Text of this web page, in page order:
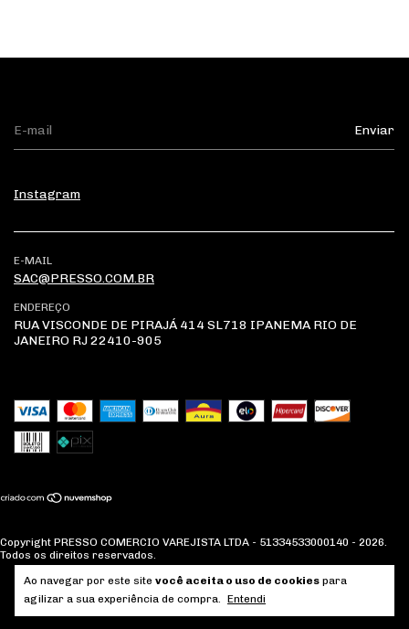
Ao navegar por este site você aceita o uso de cookies para
agilizar a sua experiência de compra. Entendi
Instagram
E-MAIL
SAC@PRESSO.COM.BR
ENDEREÇO
RUA VISCONDE DE PIRAJÁ 414 SL718 IPANEMA RIO DE
JANEIRO RJ 22410-905
Copyright PRESSO COMERCIO VAREJISTA LTDA - 51334533000140 - 2026.
Todos os direitos reservados.